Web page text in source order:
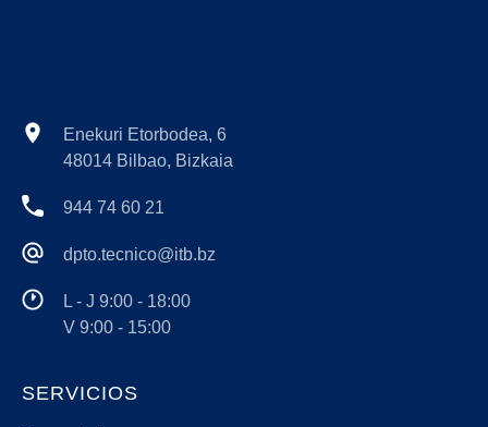
Enekuri Etorbodea, 6
48014 Bilbao, Bizkaia
944 74 60 21
dpto.tecnico@itb.bz
L - J 9:00 - 18:00
V 9:00 - 15:00
SERVICIOS